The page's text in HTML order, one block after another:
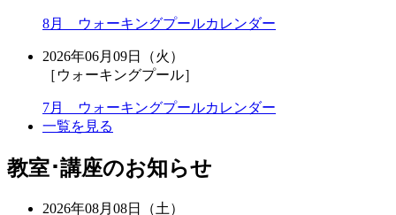
8月 ウォーキングプールカレンダー
2026年06月09日（火）
［ウォーキングプール］
7月 ウォーキングプールカレンダー
一覧を見る
教室･講座のお知らせ
2026年08月08日（土）